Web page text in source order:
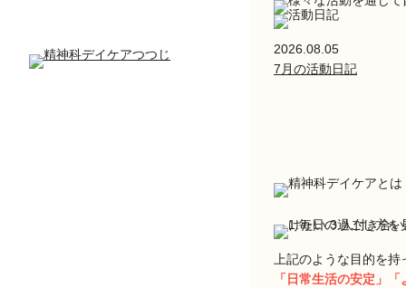
2026.08.05
7月の活動日記
上記のような目的を持
「日常生活の安定」